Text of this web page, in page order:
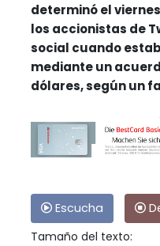
determinó el
los accionistas de
social cuando
mediante un
dólares, según un
Escucha
Tamaño del texto: